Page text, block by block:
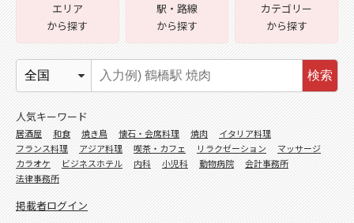
エリア
から探す
駅・路線
から探す
カテゴリー
から探す
検索
人気キーワード
居酒屋 和食 焼き鳥 懐石・会席料理 焼肉
イタリア料理
フランス料理
アジア料理 喫茶・カフェ リラクゼーション
マッサージ
カラオケ
ビジネスホテル 内科 小児科 動物病院
会計事務所
法律事務所
掲載者ログイン